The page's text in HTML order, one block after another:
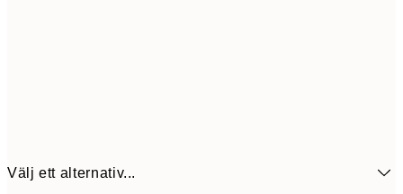
Välj ett alternativ...